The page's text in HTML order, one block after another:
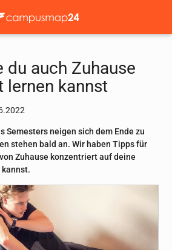
du auch Zuhause
lernen kannst
Semesters neigen sich dem Ende zu
stehen bald an. Wir haben Tipps für
Zuhause konzentriert auf deine